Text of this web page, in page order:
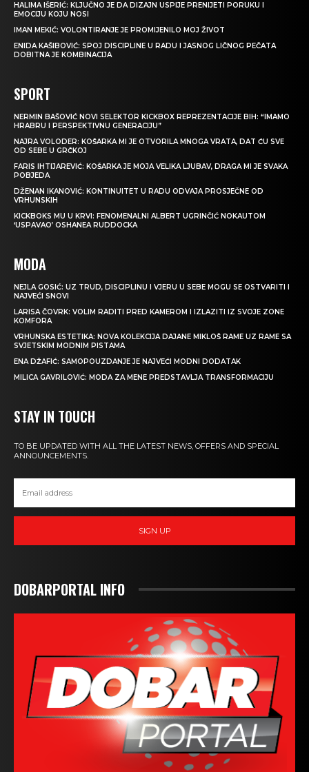
HALIMA IŠERIĆ: KLJUČNO JE DA DIZAJN USPIJE PRENIJETI PORUKU I
EMOCIJU KOJU NOSI
IMAN MEKIĆ: VOLONTIRANJE JE PROMIJENILO MOJ ŽIVOT
ENIDA KAŠIBOVIĆ: SPOJ DISCIPLINE U RADU I JASNOG LIČNOG PEČATA
DOBITNA JE KOMBINACIJA
SPORT
NERMIN BAŠOVIĆ NOVI SELEKTOR KICKBOX REPREZENTACIJE BIH: “IMAMO
HRABRU I PERSPEKTIVNU GENERACIJU”
NAJRA VOLODER: KOŠARKA MI JE OTVORILA MNOGA VRATA, DAT ĆU SVE
OD SEBE U GRČKOJ
FARIS IHTIJAREVIĆ: KOŠARKA JE MOJA VELIKA LJUBAV, DRAGA MI JE SVAKA
POBJEDA
DŽENAN IKANOVIĆ: KONTINUITET U RADU ODVAJA PROSJEČNE OD
VRHUNSKIH
KICKBOKS MU U KRVI: FENOMENALNI ALBERT UGRINČIĆ NOKAUTOM
‘USPAVAO’ OSHANEA RUDDOCKA
MODA
NEJLA GOSIĆ: UZ TRUD, DISCIPLINU I VJERU U SEBE MOGU SE OSTVARITI I
NAJVEĆI SNOVI
LARISA ČOVRK: VOLIM RADITI PRED KAMEROM I IZLAZITI IZ SVOJE ZONE
KOMFORA
VRHUNSKA ESTETIKA: NOVA KOLEKCIJA DAJANE MIKLOŠ RAME UZ RAME SA
SVJETSKIM MODNIM PISTAMA
ENA DŽAFIĆ: SAMOPOUZDANJE JE NAJVEĆI MODNI DODATAK
MILICA GAVRILOVIĆ: MODA ZA MENE PREDSTAVLJA TRANSFORMACIJU
STAY IN TOUCH
TO BE UPDATED WITH ALL THE LATEST NEWS, OFFERS AND SPECIAL
ANNOUNCEMENTS.
SIGN UP
DOBARPORTAL INFO